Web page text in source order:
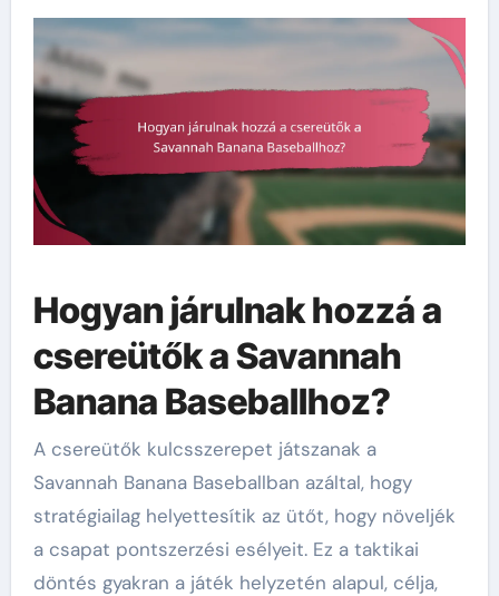
Hogyan járulnak hozzá a
csereütők a Savannah
Banana Baseballhoz?
A csereütők kulcsszerepet játszanak a
Savannah Banana Baseballban azáltal, hogy
stratégiailag helyettesítik az ütőt, hogy növeljék
a csapat pontszerzési esélyeit. Ez a taktikai
döntés gyakran a játék helyzetén alapul, célja,